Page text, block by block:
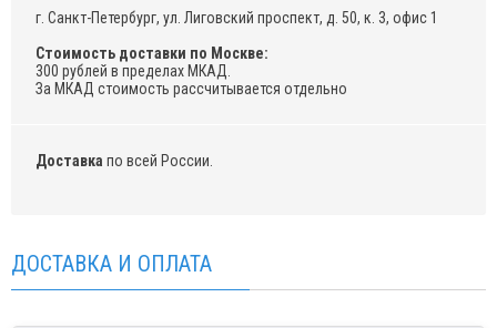
г. Санкт-Петербург, ул. Лиговский проспект, д. 50, к. 3, офис 1
Стоимость доставки по Москве:
300 рублей в пределах МКАД.
За МКАД стоимость рассчитывается отдельно
Доставка по всей России.
ДОСТАВКА И ОПЛАТА